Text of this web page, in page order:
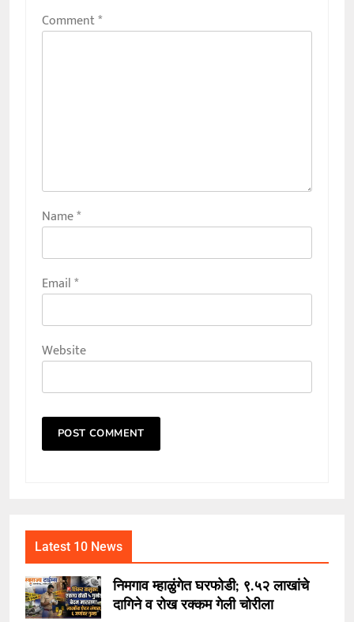
Comment*
Name*
Email*
Website
Latest 10 News
निमगाव म्हाळुंगेत घरफोडी; ९.५२ लाखांचे
दागिने व रोख रक्कम गेली चोरीला